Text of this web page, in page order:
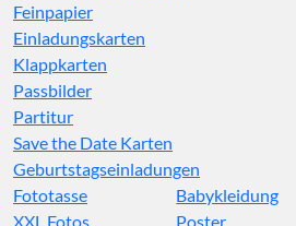
Feinpapier
Einladungskarten
Klappkarten
Passbilder
Partitur
Save the Date Karten
Geburtstagseinladungen
Fototasse
XXL Fotos
Babykleidung
Poster